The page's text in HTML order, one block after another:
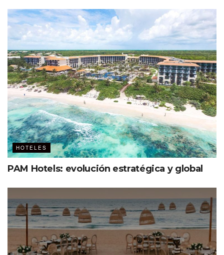
HOTELES
PAM Hotels: evolución estratégica y global